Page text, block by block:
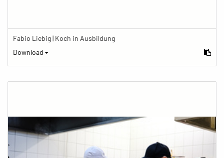
Fabio Liebig | Koch in Ausbildung
Download